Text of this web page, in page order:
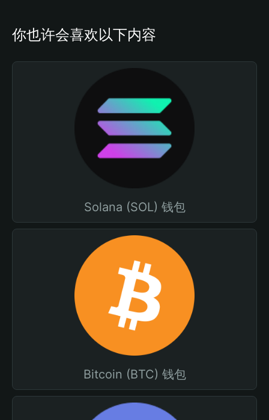
你也许会喜欢以下内容
Solana (SOL) 钱包
Bitcoin (BTC) 钱包